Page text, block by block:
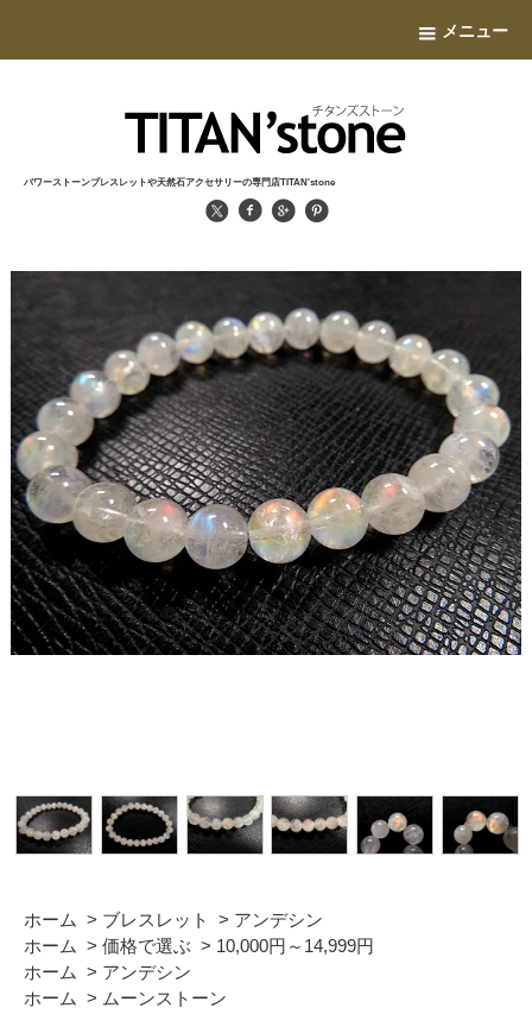
メニュー
パワーストーンブレスレットや天然石アクセサリーの専門店TITAN'stone
ホーム > ブレスレット > アンデシン
ホーム > 価格で選ぶ > 10,000円～14,999円
ホーム > アンデシン
ホーム > ムーンストーン